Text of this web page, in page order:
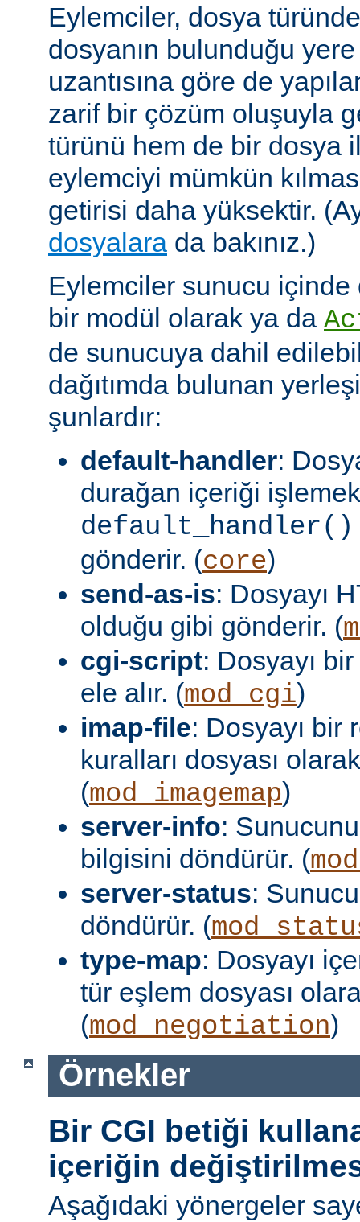
Eylemciler, dosya
dosyanın bulunduğu
uzantısına göre de
zarif bir çözüm oluşuyla
türünü hem de bir dosya
eylemciyi mümkün
getirisi daha yüksektir.
dosyalara da bakınız.)
Eylemciler sunucu
bir modül olarak ya da
de sunucuya dahil
dağıtımda bulunan
şunlardır:
default-handler:
durağan içeriği
default_handler()
gönderir. (core)
send-as-is: Dosyayı
olduğu gibi gönderir. (
cgi-script: Dosyayı
ele alır. (mod_cgi)
imap-file: Dosyayı bir
kuralları dosyası
(mod_imagemap)
server-info:
bilgisini döndürür. (
server-status:
döndürür. (
type-map: Dosyayı
tür eşlem dosyası
(mod_negotiation)
Örnekler
Bir CGI betiği
içeriğin
Aşağıdaki yönergeler